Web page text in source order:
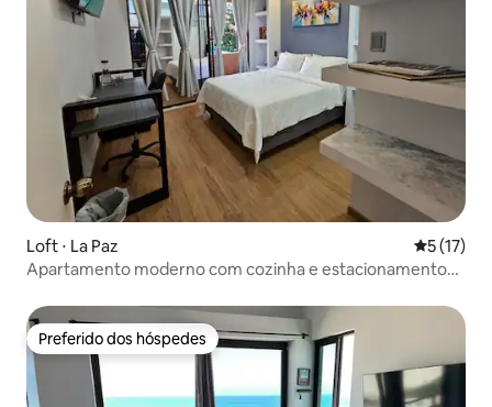
Loft ⋅ La Paz 5 de uma
5 (17)
Apartamento moderno com cozinha e estacionamento
Preferido dos hóspedes
Preferido dos hóspedes